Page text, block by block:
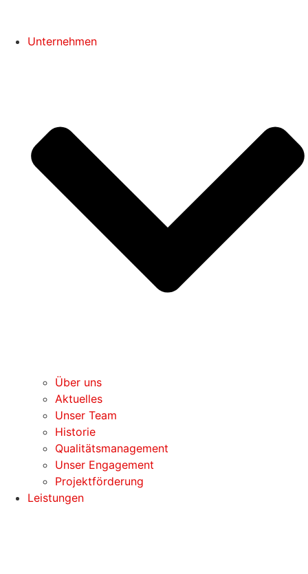
Unternehmen
Über uns
Aktuelles
Unser Team
Historie
Qualitätsmanagement
Unser Engagement
Projektförderung
Leistungen